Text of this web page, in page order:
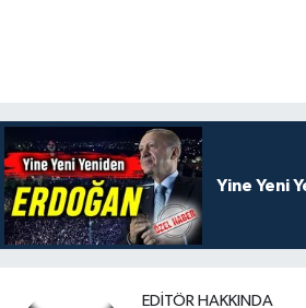
Yine Yeni
EDITÖR HAKKINDA